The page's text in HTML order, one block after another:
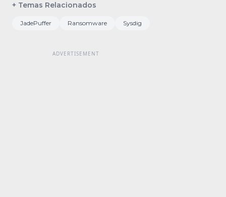
+ Temas Relacionados
JadePuffer Ransomware Sysdig